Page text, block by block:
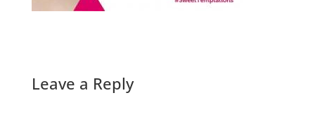
Leave a Reply